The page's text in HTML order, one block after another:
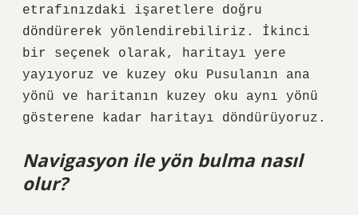
etrafınızdaki işaretlere doğru
döndürerek yönlendirebiliriz. İkinci
bir seçenek olarak, haritayı yere
yayıyoruz ve kuzey oku Pusulanın ana
yönü ve haritanın kuzey oku aynı yönü
gösterene kadar haritayı döndürüyoruz.
Navigasyon ile yön bulma nasıl
olur?